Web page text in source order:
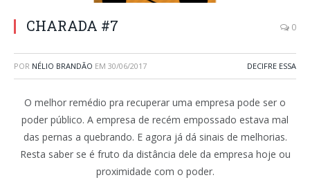
CHARADA #7 0
POR NÉLIO BRANDÃO EM 30/06/2017 DECIFRE ESSA
O melhor remédio pra recuperar uma empresa pode ser o
poder público. A empresa de recém empossado estava mal
das pernas a quebrando. E agora já dá sinais de melhorias.
Resta saber se é fruto da distância dele da empresa hoje ou
proximidade com o poder.